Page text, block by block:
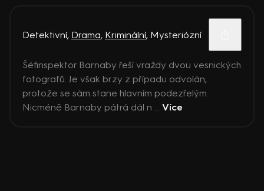
Detektivní, Drama, Kriminální, Mysteriózní
Šéfinspektor Barnaby řeší vraždy dvou vesnických
fotografů. Je však brzy z případu odvolán,
protože se sám stane hlavním podezřelým.
Nicméně Barnaby pátrá dál n ... Více